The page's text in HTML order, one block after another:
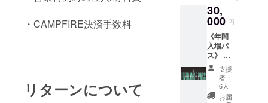
・CAMPFIRE決済手数料
リターンについて
業再開
の目処
次第の
発送と
なりま
すの
で、前
後する
可能性
の受け
取り、
又は全
国への
郵送が
お選び
頂けま
す。 ※
お届け
予定日
後、全
ての
パー
ティー
でご利
用可能
です。
※ご支援
頂ける
際はプ
30,
000 円
《年間
入場パ
ス》 営
業再開
日より1
年間全
ての
支援
者：
6人
お届